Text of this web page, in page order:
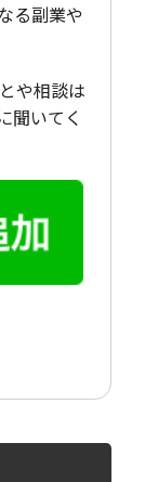
る副業や
や相談は
聞いてく